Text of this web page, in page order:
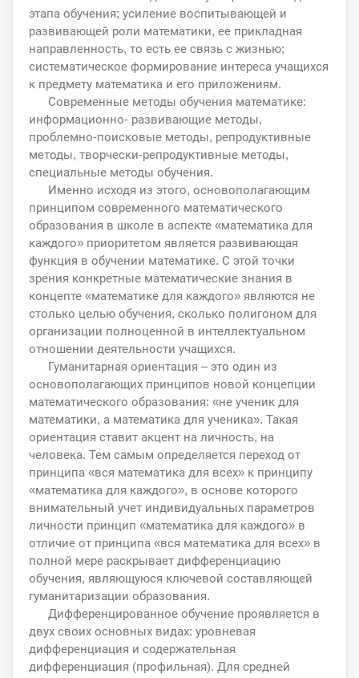
этапа обучения; усиление воспитывающей и
развивающей роли математики, ее прикладная
направленность, то есть ее связь с жизнью;
систематическое формирование интереса учащихся
к предмету математика и его приложениям.
Современные методы обучения математике:
информационно- развивающие методы,
проблемно-поисковые методы, репродуктивные
методы, творчески-репродуктивные методы,
специальные методы обучения.
Именно исходя из этого, основополагающим
принципом современного математического
образования в школе в аспекте «математика для
каждого» приоритетом является развивающая
функция в обучении математике. С этой точки
зрения конкретные математические знания в
концепте «математике для каждого» являются не
столько целью обучения, сколько полигоном для
организации полноценной в интеллектуальном
отношении деятельности учащихся.
Гуманитарная ориентация – это один из
основополагающих принципов новой концепции
математического образования: «не ученик для
математики, а математика для ученика». Такая
ориентация ставит акцент на личность, на
человека. Тем самым определяется переход от
принципа «вся математика для всех» к принципу
«математика для каждого», в основе которого
внимательный учет индивидуальных параметров
личности принцип «математика для каждого» в
отличие от принципа «вся математика для всех» в
полной мере раскрывает дифференциацию
обучения, являющуюся ключевой составляющей
гуманитаризации образования.
Дифференцированное обучение проявляется в
двух своих основных видах: уровневая
дифференциация и содержательная
дифференциация (профильная). Для средней